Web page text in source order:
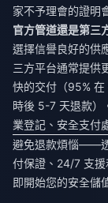
家不予理會的證明
官方管道還是第
選擇信譽良好的供
三方平台通常提供
快的交付（95%
時後 5-7 天退款）
業登記、安全支付
避免退款煩惱——
付保證、24/7 支援
即開始您的安全儲